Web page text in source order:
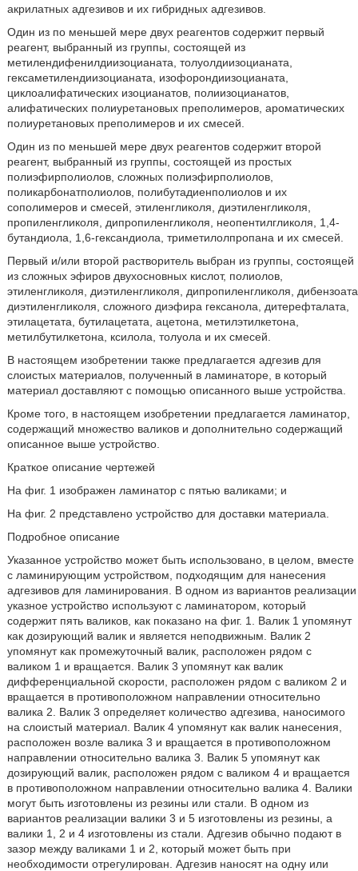
акрилатных адгезивов и их гибридных адгезивов.
Один из по меньшей мере двух реагентов содержит первый
реагент, выбранный из группы, состоящей из
метилендифенилдиизоцианата, толуолдиизоцианата,
гексаметилендиизоцианата, изофорондиизоцианата,
циклоалифатических изоцианатов, полиизоцианатов,
алифатических полиуретановых преполимеров, ароматических
полиуретановых преполимеров и их смесей.
Один из по меньшей мере двух реагентов содержит второй
реагент, выбранный из группы, состоящей из простых
полиэфирполиолов, сложных полиэфирполиолов,
поликарбонатполиолов, полибутадиенполиолов и их
сополимеров и смесей, этиленгликоля, диэтиленгликоля,
пропиленгликоля, дипропиленгликоля, неопентилгликоля, 1,4-
бутандиола, 1,6-гександиола, триметилолпропана и их смесей.
Первый и/или второй растворитель выбран из группы, состоящей
из сложных эфиров двухосновных кислот, полиолов,
этиленгликоля, диэтиленгликоля, дипропиленгликоля, дибензоата
диэтиленгликоля, сложного диэфира гексанола, дитерефталата,
этилацетата, бутилацетата, ацетона, метилэтилкетона,
метилбутилкетона, ксилола, толуола и их смесей.
В настоящем изобретении также предлагается адгезив для
слоистых материалов, полученный в ламинаторе, в который
материал доставляют с помощью описанного выше устройства.
Кроме того, в настоящем изобретении предлагается ламинатор,
содержащий множество валиков и дополнительно содержащий
описанное выше устройство.
Краткое описание чертежей
На фиг. 1 изображен ламинатор с пятью валиками; и
На фиг. 2 представлено устройство для доставки материала.
Подробное описание
Указанное устройство может быть использовано, в целом, вместе
с ламинирующим устройством, подходящим для нанесения
адгезивов для ламинирования. В одном из вариантов реализации
указное устройство используют с ламинатором, который
содержит пять валиков, как показано на фиг. 1. Валик 1 упомянут
как дозирующий валик и является неподвижным. Валик 2
упомянут как промежуточный валик, расположен рядом с
валиком 1 и вращается. Валик 3 упомянут как валик
дифференциальной скорости, расположен рядом с валиком 2 и
вращается в противоположном направлении относительно
валика 2. Валик 3 определяет количество адгезива, наносимого
на слоистый материал. Валик 4 упомянут как валик нанесения,
расположен возле валика 3 и вращается в противоположном
направлении относительно валика 3. Валик 5 упомянут как
дозирующий валик, расположен рядом с валиком 4 и вращается
в противоположном направлении относительно валика 4. Валики
могут быть изготовлены из резины или стали. В одном из
вариантов реализации валики 3 и 5 изготовлены из резины, а
валики 1, 2 и 4 изготовлены из стали. Адгезив обычно подают в
зазор между валиками 1 и 2, который может быть при
необходимости отрегулирован. Адгезив наносят на одну или